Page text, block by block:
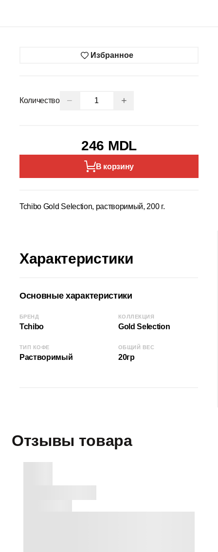
Избранное
Количество − +
246 MDL
В корзину
Tchibo Gold Selection, растворимый, 200 г.
Характеристики
Основные характеристики
БРЕНД
Tchibo
КОЛЛЕКЦИЯ
Gold Selection
ТИП КОФЕ
Растворимый
ОБЩИЙ ВЕС
20гр
Отзывы товара